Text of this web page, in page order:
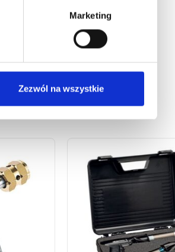
Marketing
Zezwól na wszystkie